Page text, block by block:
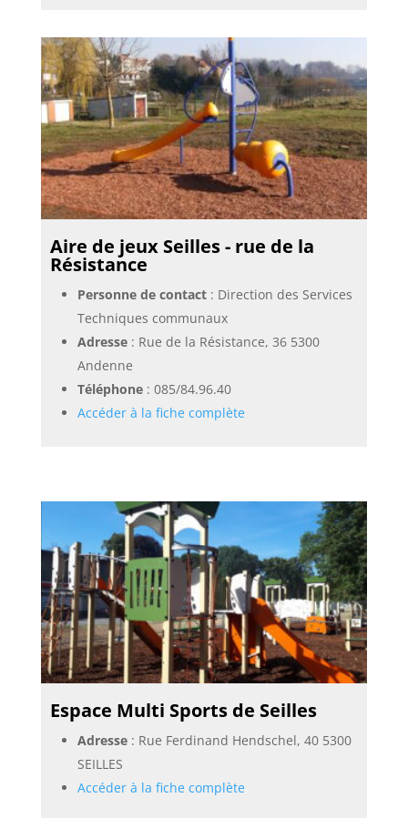
Aire de jeux Seilles - rue de la
Résistance
Personne de contact: Direction des Services
Techniques communaux
Adresse: Rue de la Résistance, 36 5300
Andenne
Téléphone: 085/84.96.40
Accéder à la fiche complète
Espace Multi Sports de Seilles
Adresse: Rue Ferdinand Hendschel, 40 5300
SEILLES
Accéder à la fiche complète